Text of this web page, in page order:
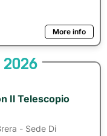
More info
2026
Il Telescopio
- Sede Di